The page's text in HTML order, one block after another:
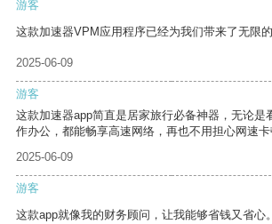
游客
这款加速器VPM应用程序已经为我们带来了无限的
2025-06-09
游客
这款加速器app简直是居家旅行必备神器，无论是
作办公，都能畅享高速网络，再也不用担心网速卡
2025-06-09
游客
这款app就像我的财务顾问，让我能够省钱又省心。